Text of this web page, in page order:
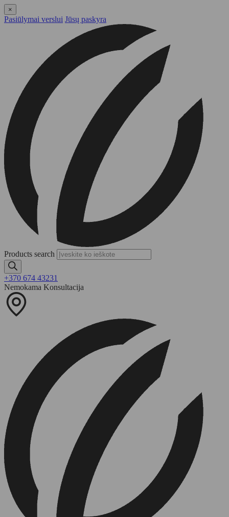
×
Pasiūlymai verslui Jūsų paskyra
Products search
+370 674 43231
Nemokama Konsultacija